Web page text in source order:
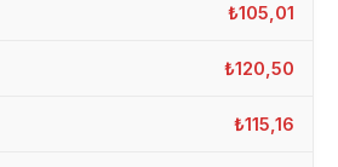
₺105,01
₺120,50
₺115,16